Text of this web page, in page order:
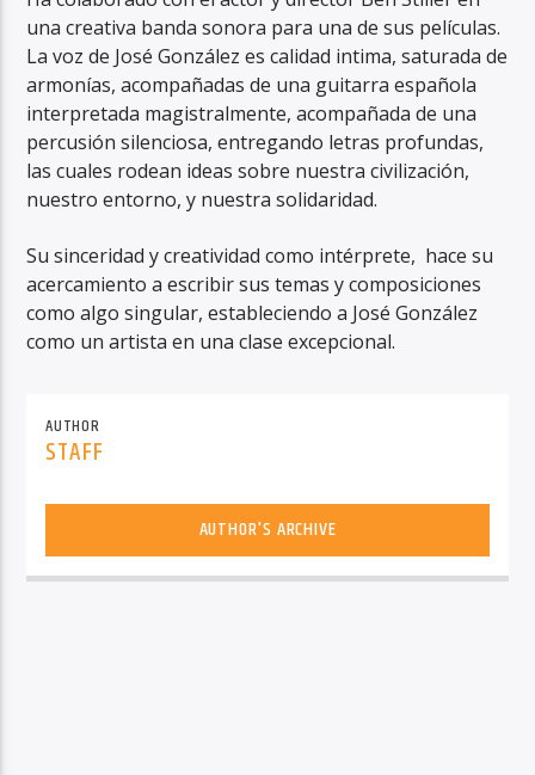
una creativa banda sonora para una de sus películas.
La voz de José González es calidad intima, saturada de
armonías, acompañadas de una guitarra española
interpretada magistralmente, acompañada de una
percusión silenciosa, entregando letras profundas,
las cuales rodean ideas sobre nuestra civilización,
nuestro entorno, y nuestra solidaridad.
Su sinceridad y creatividad como intérprete, hace su
acercamiento a escribir sus temas y composiciones
como algo singular, estableciendo a José González
como un artista en una clase excepcional.
AUTHOR
STAFF
AUTHOR'S ARCHIVE